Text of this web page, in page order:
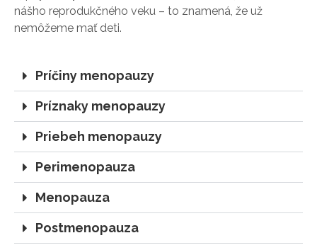
nášho reprodukčného veku – to znamená, že už
nemôžeme mať deti.
Príčiny menopauzy
Príznaky menopauzy
Priebeh menopauzy
Perimenopauza
Menopauza
Postmenopauza